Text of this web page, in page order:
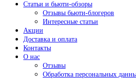
Статьи и бьюти-обзоры
Отзывы бьюти-блогеров
Интересные статьи
Акции
Доставка и оплата
Контакты
О нас
Отзывы
Обработка персональных